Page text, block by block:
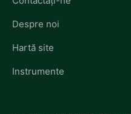
Despre noi
Hartă site
Instrumente